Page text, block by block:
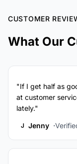
CUSTOMER
What Our
"If I get half as
at customer
lately."
J Jenny